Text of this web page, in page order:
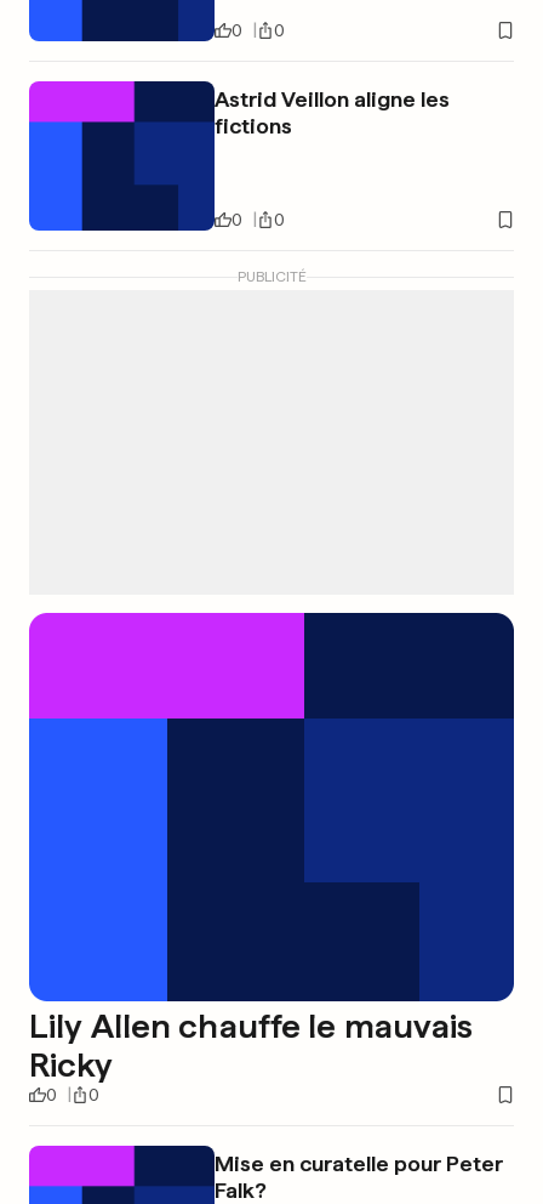
0 0
Astrid Veillon aligne les
fictions
0 0
PUBLICITÉ
Lily Allen chauffe le mauvais
Ricky
0 0
Mise en curatelle pour Peter
Falk?